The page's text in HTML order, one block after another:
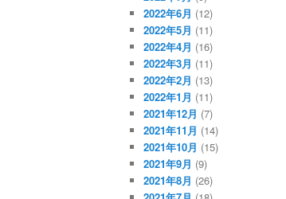
2022年6月 (12)
2022年5月 (11)
2022年4月 (16)
2022年3月 (11)
2022年2月 (13)
2022年1月 (11)
2021年12月 (7)
2021年11月 (14)
2021年10月 (15)
2021年9月 (9)
2021年8月 (26)